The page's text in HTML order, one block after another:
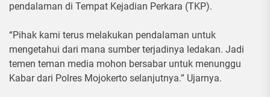
pendalaman di Tempat Kejadian Perkara (TKP).
“Pihak kami terus melakukan pendalaman untuk
mengetahui dari mana sumber terjadinya ledakan. Jadi
temen teman media mohon bersabar untuk menunggu
Kabar dari Polres Mojokerto selanjutnya.” Ujarnya.